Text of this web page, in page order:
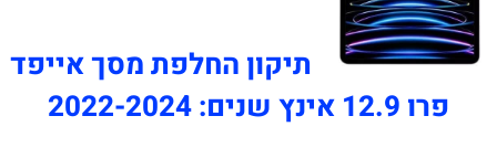
תיקון החלפת מסך אייפד
פרו 12.9 אינץ שנים: 2022-2024